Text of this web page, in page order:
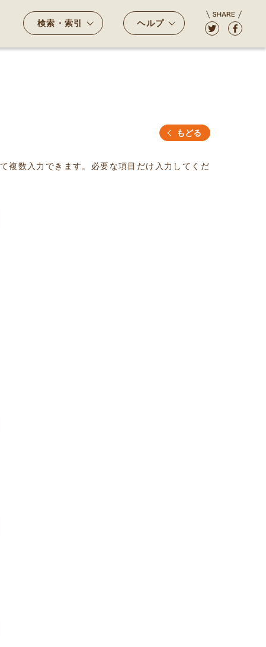
検索・索引 ヘルプ
もどる
複数入力できます。必要な項目だけ入力してくだ